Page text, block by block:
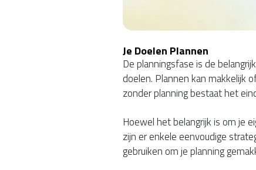
Je Doelen Plannen
De planningsfase is de
doelen. Plannen kan makkelijk
zonder planning bestaat het
Hoewel het belangrijk is om je
zijn er enkele eenvoudige
gebruiken om je planning